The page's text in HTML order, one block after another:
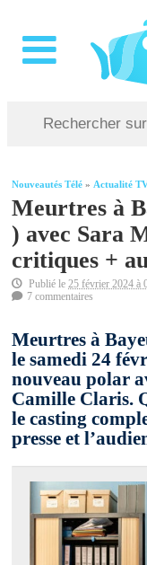
Nouveautés Télé »Actualité
Meurtres à
) avec Sara
critiques +
Publié le25 février 2024 à
7 commentaires
Meurtres à
le samedi 24
nouveau polar
Camille Claris.
le casting
presse et